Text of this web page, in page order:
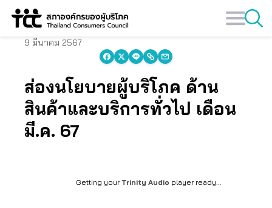
Skip
content
9 มีนาคม 2567
ส่องนโยบายผู้บริโภค ด้าน
สินค้าและบริการทั่วไป เดือน
มี.ค. 67
Getting your Trinity Audio player ready...